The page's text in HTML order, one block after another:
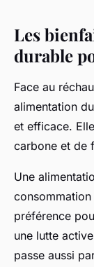
Les
durable
Face au
alimentation
et efficace.
carbone et de
Une
préférence
une lutte
passe aussi